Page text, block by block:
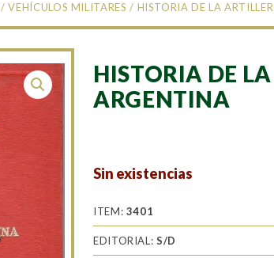
/VEHÍCULOS MILITARES / HISTORIA DE LA
HISTORIA DE
ARGENTINA
Sin existencias
ITEM: 3401
EDITORIAL:S/D